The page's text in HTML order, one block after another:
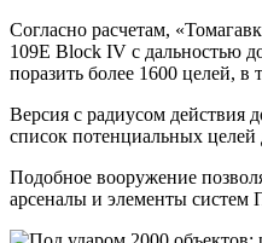
Согласно расчетам,
109E Block IV с дальностью
поразить более 1600 целей, в
Версия с радиусом действия
список потенциальных целей
Подобное вооружение
арсеналы и элементы